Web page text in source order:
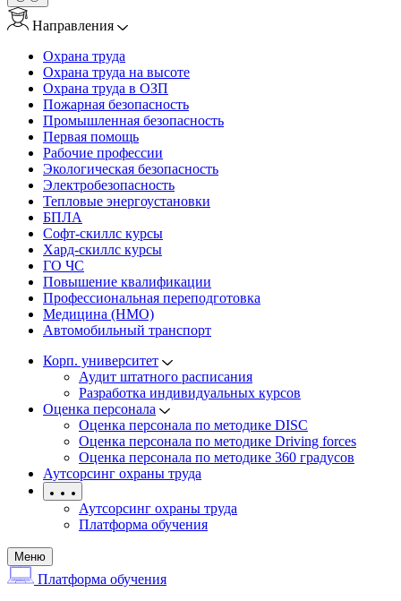
Направления
Охрана труда
Охрана труда на высоте
Охрана труда в ОЗП
Пожарная безопасность
Промышленная безопасность
Первая помощь
Рабочие профессии
Экологическая безопасность
Электробезопасность
Тепловые энергоустановки
БПЛА
Софт-скиллс курсы
Хард-скиллс курсы
ГО ЧС
Повышение квалификации
Профессиональная переподготовка
Медицина (НМО)
Автомобильный транспорт
Корп. университет
Аудит штатного расписания
Разработка индивидуальных курсов
Оценка персонала
Оценка персонала по методике DISC
Оценка персонала по методике Driving forces
Оценка персонала по методике 360 градусов
Аутсорсинг охраны труда
Аутсорсинг охраны труда
Платформа обучения
Меню
Платформа обучения